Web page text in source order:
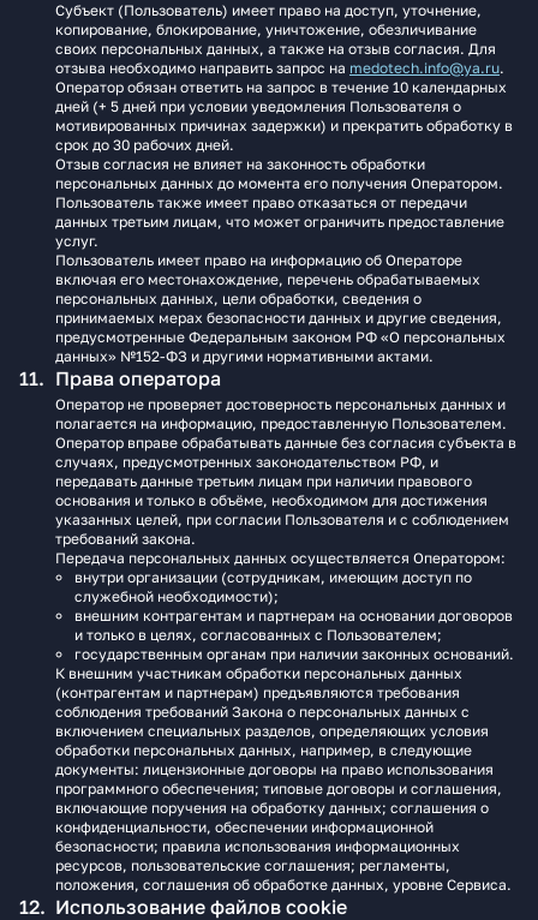
Субъект (Пользователь) имеет право на доступ, уточнение,
копирование, блокирование, уничтожение, обезличивание
своих персональных данных, а также на отзыв согласия. Для
отзыва необходимо направить запрос на medotech.info@ya.ru.
Оператор обязан ответить на запрос в течение 10 календарных
дней (+ 5 дней при условии уведомления Пользователя о
мотивированных причинах задержки) и прекратить обработку в
срок до 30 рабочих дней.
Отзыв согласия не влияет на законность обработки
персональных данных до момента его получения Оператором.
Пользователь также имеет право отказаться от передачи
данных третьим лицам, что может ограничить предоставление
услуг.
Пользователь имеет право на информацию об Операторе
включая его местонахождение, перечень обрабатываемых
персональных данных, цели обработки, сведения о
принимаемых мерах безопасности данных и другие сведения,
предусмотренные Федеральным законом РФ «О персональных
данных» №152-ФЗ и другими нормативными актами.
Права оператора
Оператор не проверяет достоверность персональных данных и
полагается на информацию, предоставленную Пользователем.
Оператор вправе обрабатывать данные без согласия субъекта в
случаях, предусмотренных законодательством РФ, и
передавать данные третьим лицам при наличии правового
основания и только в объёме, необходимом для достижения
указанных целей, при согласии Пользователя и с соблюдением
требований закона.
Передача персональных данных осуществляется Оператором:
внутри организации (сотрудникам, имеющим доступ по
служебной необходимости);
внешним контрагентам и партнерам на основании договоров
и только в целях, согласованных с Пользователем;
государственным органам при наличии законных оснований.
К внешним участникам обработки персональных данных
(контрагентам и партнерам) предъявляются требования
соблюдения требований Закона о персональных данных с
включением специальных разделов, определяющих условия
обработки персональных данных, например, в следующие
документы: лицензионные договоры на право использования
программного обеспечения; типовые договоры и соглашения,
включающие поручения на обработку данных; соглашения о
конфиденциальности, обеспечении информационной
безопасности; правила использования информационных
ресурсов, пользовательские соглашения; регламенты,
положения, соглашения об обработке данных, уровне Сервиса.
Использование файлов cookie